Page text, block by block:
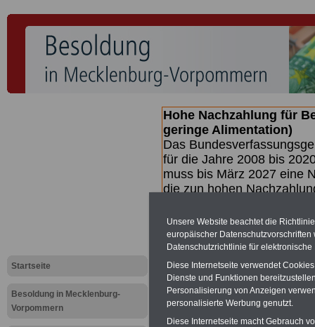
Startseite
Besoldung in Mecklenburg-
Vorpommern
Hohe Nachzahlung für
geringe Alimentation)
Das
für die Jahre 2008 bis
muss bis März 2027 eine
die zun hohen
geben (Medienberichten
mind.3.000 und 13.000
hierzu eine Broschüre
des Gesetzentwurfs der
(wahrscheinlich im
Broschüre.
Unsere Website beachtet die
europäischer
Datenschutzrichtlinie für
Diese Internetseite verwendet
Dienste und Funktionen
Personalisierung von Anzeigen
personalisierte Werbung genutzt.
Diese Internetseite macht Gebrauch